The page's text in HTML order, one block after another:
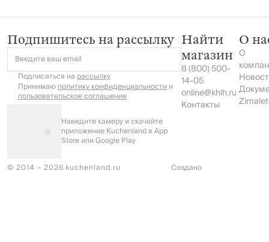
Подпишитесь на рассылку
Введите ваш email
Подписаться на рассылку
Принимаюполитику конфиденциальностии
пользовательское соглашение
Наведите камеру и скачайте
приложение Kuchenland в App
Store или Google Play
Найти
магазин
8 (800) 500-
14-05
online@khlh.ru
Контакты
О
О
© 2014 – 2026 kuchenland.ru Создано